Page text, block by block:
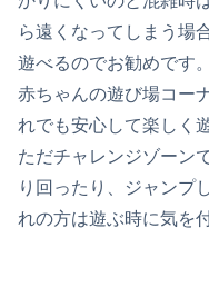
ら遠くなってしまう場
遊べるのでお勧めです。
赤ちゃんの遊び場コー
れでも安心して楽しく
ただチャレンジゾーン
り回ったり、ジャンプ
れの方は遊ぶ時に気を